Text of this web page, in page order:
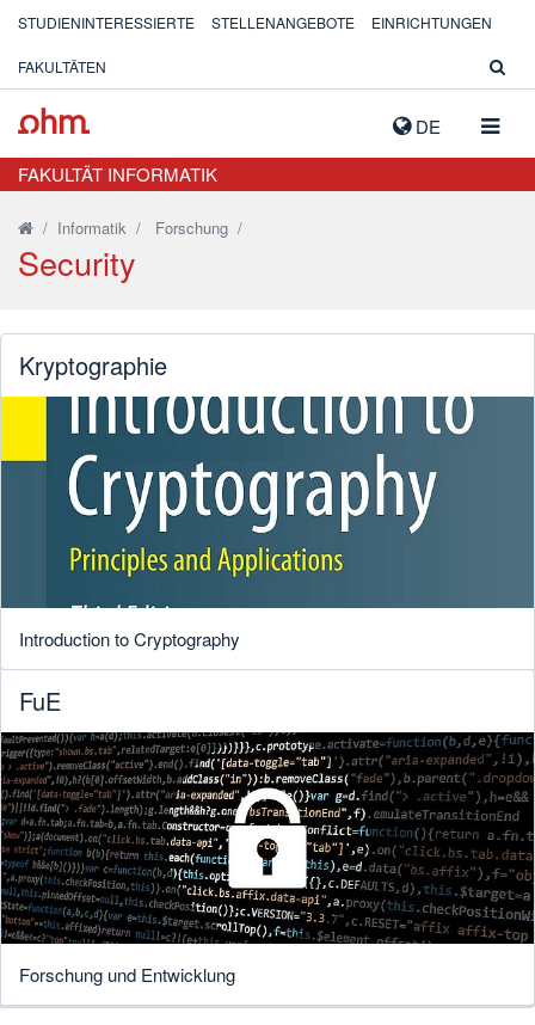
DE
STUDIENINTERESSIERTE STELLENANGEBOTE EINRICHTUNGEN
FAKULTÄTEN
FAKULTÄT INFORMATIK
/ Informatik / Forschung /
Security
Kryptographie
Introduction to Cryptography
FuE
Forschung und Entwicklung